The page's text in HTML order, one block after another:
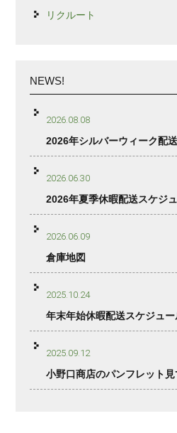
リクルート
NEWS!
2026.08.08
2026年シルバーウィーク配
2026.06.30
2026年夏季休暇配送スケジ
2026.06.09
倉庫地図
2025.10.24
年末年始休暇配送スケジュー
2025.09.12
小野口商店のパンフレット見